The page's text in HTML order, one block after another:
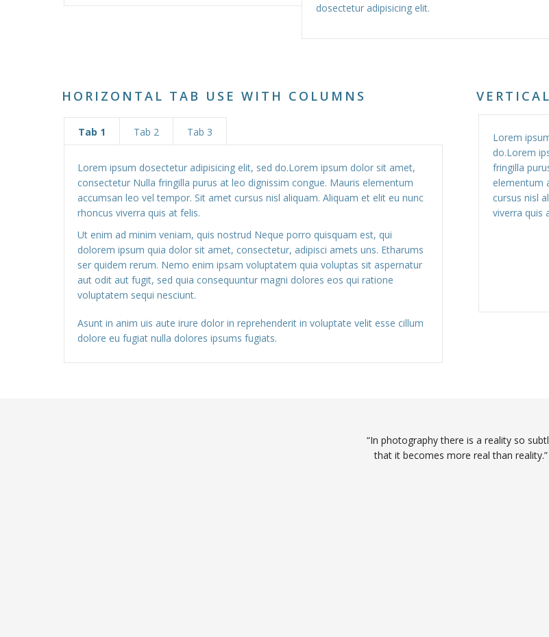
dosectetur adipisicing elit.
HORIZONTAL TAB USE WITH COLUMNS
Tab 1 Tab 2 Tab 3
Lorem ipsum dosectetur adipisicing elit, sed do.Lorem ipsum dolor sit amet,
consectetur Nulla fringilla purus at leo dignissim congue. Mauris elementum
accumsan leo vel tempor. Sit amet cursus nisl aliquam. Aliquam et elit eu nunc
rhoncus viverra quis at felis.
Ut enim ad minim veniam, quis nostrud Neque porro quisquam est, qui
dolorem ipsum quia dolor sit amet, consectetur, adipisci amets uns. Etharums
ser quidem rerum. Nemo enim ipsam voluptatem quia voluptas sit aspernatur
aut odit aut fugit, sed quia consequuntur magni dolores eos qui ratione
voluptatem sequi nesciunt.
Asunt in anim uis aute irure dolor in reprehenderit in voluptate velit esse cillum
dolore eu fugiat nulla dolores ipsums fugiats.
Lorem
do.Lorem
fringilla
elementum
cursus nisl
viverra quis
“In photography there is a reality so
that it becomes more real than reality.”